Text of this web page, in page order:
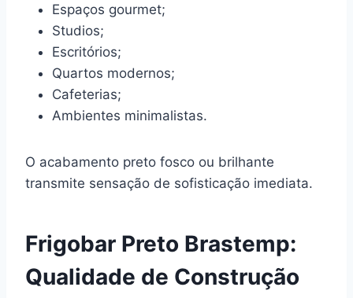
Espaços gourmet;
Studios;
Escritórios;
Quartos modernos;
Cafeterias;
Ambientes minimalistas.
O acabamento preto fosco ou brilhante
transmite sensação de sofisticação imediata.
Frigobar Preto Brastemp:
Qualidade de Construção